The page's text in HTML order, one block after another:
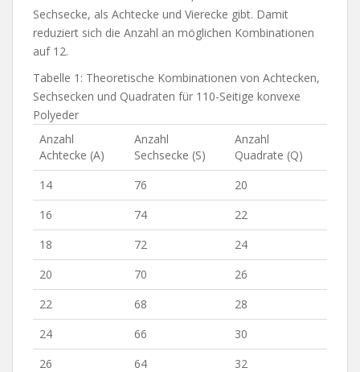
Sechsecke, als Achtecke und Vierecke gibt. Damit
reduziert sich die Anzahl an möglichen Kombinationen
auf 12.
Tabelle 1: Theoretische Kombinationen von Achtecken,
Sechsecken und Quadraten für 110-Seitige konvexe
Polyeder
Anzahl
Achtecke (A)
Anzahl
Sechsecke (S)
Anzahl
Quadrate (Q)
14
76
20
16
74
22
18
72
24
20
70
26
22
68
28
24
66
30
26
64
32